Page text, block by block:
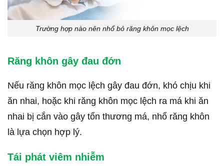
Trường hợp nào nên nhổ bỏ răng khôn mọc lệch
Răng khôn gây đau đớn
Nếu răng khôn mọc lệch gây đau đớn, khó chịu khi
ăn nhai, hoặc khi răng khôn mọc lệch ra má khi ăn
nhai bị cắn vào gây tổn thương má, nhổ răng khôn
là lựa chọn hợp lý.
Tái phát viêm nhiễm